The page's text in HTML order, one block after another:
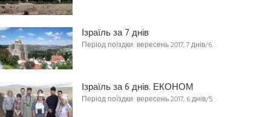
Ізраїль за 7 днів
Період поїздки: вересень 2017, 7 днів/6…
Ізраїль за 6 днів. ЕКОНОМ
Період поїздки: вересень 2017, 6 днів/5…